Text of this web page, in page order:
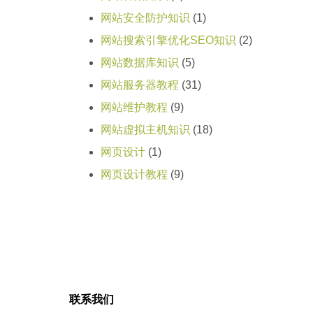
网站安全防护知识 (1)
网站搜索引擎优化SEO知识 (2)
网站数据库知识 (5)
网站服务器教程 (31)
网站维护教程 (9)
网站虚拟主机知识 (18)
网页设计(1)
网页设计教程 (9)
联系我们